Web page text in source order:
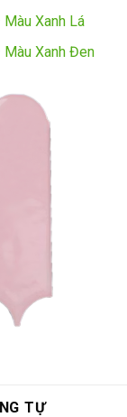
Xanh Lá
Xanh Đen
TỰ